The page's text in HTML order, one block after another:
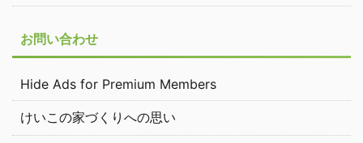
お問い合わせ
Hide Ads for Premium Members
けいこの家づくりへの思い